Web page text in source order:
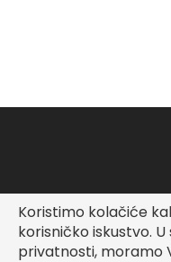
Koristimo kolačiće
korisničko iskustvo.
privatnosti, moramo